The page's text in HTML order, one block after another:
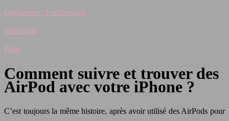
Opérateurs / Fournisseurs
Télévision
Blog
Comment suivre et trouver des
AirPod avec votre iPhone ?
C’est toujours la même histoire, après avoir utilisé des AirPods pour